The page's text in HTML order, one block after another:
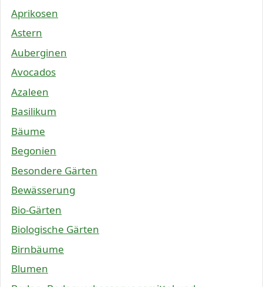
Aprikosen
Astern
Auberginen
Avocados
Azaleen
Basilikum
Bäume
Begonien
Besondere Gärten
Bewässerung
Bio-Gärten
Biologische Gärten
Birnbäume
Blumen